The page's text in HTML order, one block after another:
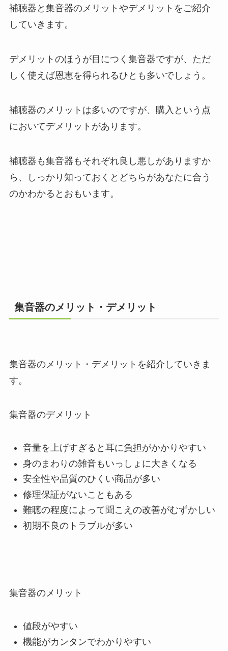
補聴器と集音器のメリットやデメリットをご紹介
していきます。
デメリットのほうが目につく集音器ですが、ただ
しく使えば恩恵を得られるひとも多いでしょう。
補聴器のメリットは多いのですが、購入という点
においてデメリットがあります。
補聴器も集音器もそれぞれ良し悪しがありますか
ら、しっかり知っておくとどちらがあなたに合う
のかわかるとおもいます。
集音器のメリット・デメリット
集音器のメリット・デメリットを紹介していきま
す。
集音器のデメリット
音量を上げすぎると耳に負担がかかりやすい
身のまわりの雑音もいっしょに大きくなる
安全性や品質のひくい商品が多い
修理保証がないこともある
難聴の程度によって聞こえの改善がむずかしい
初期不良のトラブルが多い
集音器のメリット
値段がやすい
機能がカンタンでわかりやすい